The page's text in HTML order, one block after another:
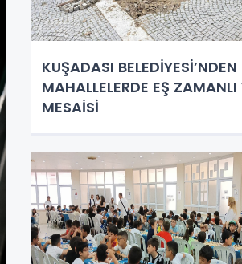
KUŞADASI BELEDİYESİ’NDEN
MAHALLELERDE EŞ ZAMANLI
MESAİSİ